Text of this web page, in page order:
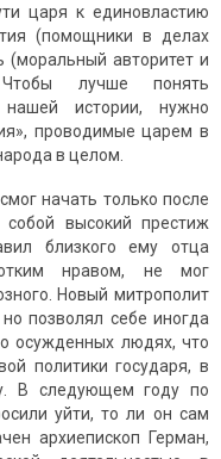
царя к единовластию
(помощники в делах
(моральный авторитет и
Чтобы лучше понять
нашей истории, нужно
проводимые царем в
в целом.
начать только после
высокий престиж
близкого ему отца
нравом, не мог
Новый митрополит
позволял себе иногда
осужденных людях, что
политики государя, в
В следующем году по
уйти, то ли он сам
архиепископ Герман,